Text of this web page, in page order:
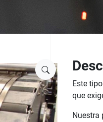
Este
que
Nuestra